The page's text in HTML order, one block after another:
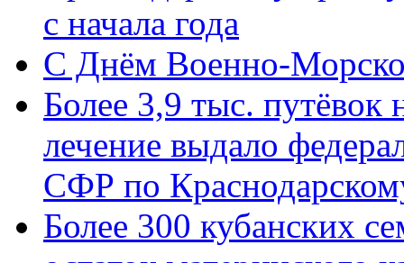
с начала года
C Днём Военно-
Более 3,9 тыс. путёвок
лечение выдало
СФР по
Более 300 кубанских